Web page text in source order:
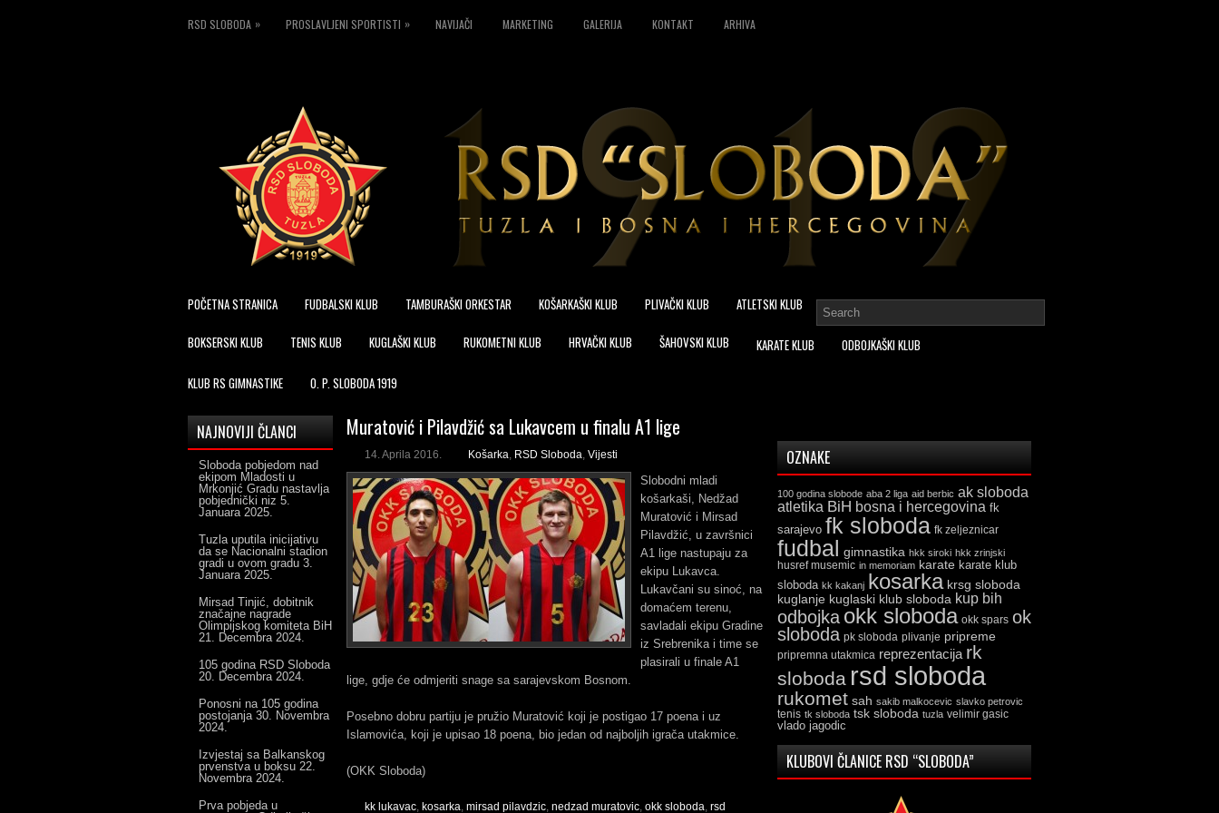
RSD SLOBODA » PROSLAVLJENI SPORTISTI » NAVIJAČI MARKETING GALERIJA KONTAKT ARHIVA
POČETNA STRANICA FUDBALSKI KLUB TAMBURAŠKI ORKESTAR KOŠARKAŠKI KLUB PLIVAČKI KLUB ATLETSKI KLUB
BOKSERSKI KLUB TENIS KLUB KUGLAŠKI KLUB RUKOMETNI KLUB HRVAČKI KLUB ŠAHOVSKI KLUB KARATE KLUB ODBOJKAŠKI KLUB
KLUB RS GIMNASTIKE O. P. SLOBODA 1919
Muratović i Pilavdžić sa Lukavcem u finalu A1 lige
14. Aprila 2016. Košarka, RSD Sloboda, Vijesti
Slobodni mladi
košarkaši, Nedžad
Muratović i Mirsad
Pilavdžić, u završnici
A1 lige nastupaju za
ekipu Lukavca.
Lukavčani su sinoć, na
domaćem terenu,
savladali ekipu Gradine
iz Srebrenika i time se
plasirali u finale A1
lige, gdje će odmjeriti snage sa sarajevskom Bosnom.
Posebno dobru partiju je pružio Muratović koji je postigao 17 poena i uz
Islamovića, koji je upisao 18 poena, bio jedan od najboljih igrača utakmice.
(OKK Sloboda)
kk lukavac, kosarka, mirsad pilavdzic, nedzad muratovic, okk sloboda, rsd
NAJNOVIJI ČLANCI
Sloboda pobjedom nad
ekipom Mladosti u
Mrkonjić Gradu nastavlja
pobjednički niz 5.
Januara 2025.
Tuzla uputila inicijativu
da se Nacionalni stadion
gradi u ovom gradu 3.
Januara 2025.
Mirsad Tinjić, dobitnik
značajne nagrade
Olimpijskog komiteta BiH
21. Decembra 2024.
105 godina RSD Sloboda
20. Decembra 2024.
Ponosni na 105 godina
postojanja 30. Novembra
2024.
Izvjestaj sa Balkanskog
prvenstva u boksu 22.
Novembra 2024.
Prva pobjeda u
OZNAKE
100 godina slobode aba 2 liga aid berbic ak sloboda
atletika BiH bosna i hercegovina fk
sarajevo fk sloboda fk zeljeznicar
fudbal gimnastika hkk siroki hkk zrinjski
husref musemic in memoriam karate karate klub
sloboda kk kakanj kosarka krsg sloboda
kuglanje kuglaski klub sloboda kup bih
odbojka okk sloboda okk spars ok
sloboda pk sloboda plivanje pripreme
pripremna utakmica reprezentacija rk
sloboda rsd sloboda
rukomet sah sakib malkocevic slavko petrovic
tenis tk sloboda tsk sloboda tuzla velimir gasic
vlado jagodic
KLUBOVI ČLANICE RSD “SLOBODA”